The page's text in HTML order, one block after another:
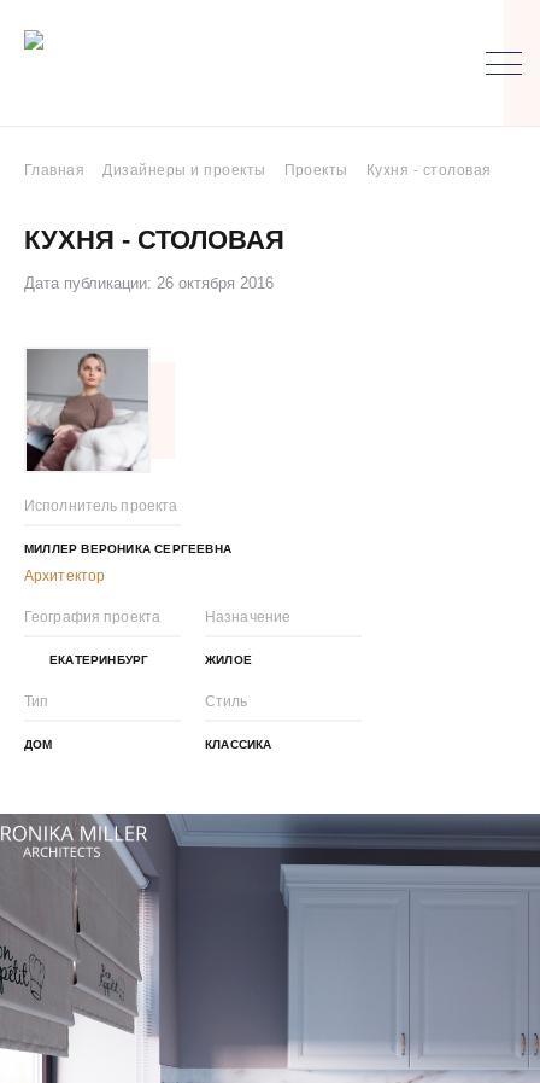
Главная Дизайнеры и проекты Проекты Кухня - столовая
КУХНЯ - СТОЛОВАЯ
Дата публикации: 26 октября 2016
Исполнитель проекта
МИЛЛЕР ВЕРОНИКА СЕРГЕЕВНА
Архитектор
География проекта
ЕКАТЕРИНБУРГ
Назначение
ЖИЛОЕ
Тип
ДОМ
Стиль
КЛАССИКА